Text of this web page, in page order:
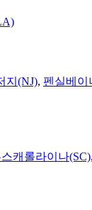
지(NJ), 펜실베이
캐롤라이나(SC),